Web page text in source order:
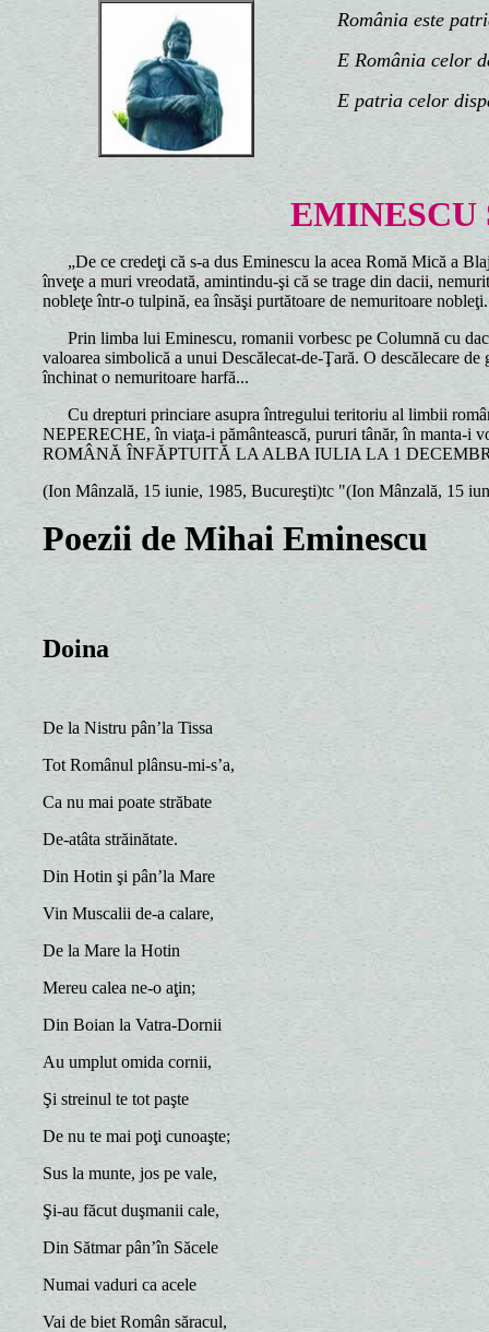
România este
E România celor
E patria celor
„De ce credeţi că s-a dus Eminescu la acea Romă Mică a
înveţe a muri vreodată, amintindu-şi că se trage din dacii,
nobleţe într-o tulpină, ea însăşi purtătoare de nemuritoare nobleţi.
Prin limba lui Eminescu, romanii vorbesc pe Columnă cu
valoarea simbolică a unui Descălecat-de-Ţară. O descălecare
închinat o nemuritoare harfă...
Cu drepturi princiare asupra întregului teritoriu al limbii
NEPERECHE, în viaţa-i pământească, pururi tânăr, în manta-
ROMÂNĂ ÎNFĂPTUITĂ LA ALBA IULIA LA 1
(Ion Mânzală, 15 iunie, 1985, Bucureşti)tc "(Ion Mânzală, 15
Poezii de Mihai Eminescu
Doina
De la Nistru pân’la Tissa
Tot Românul plânsu-mi-s’a,
Ca nu mai poate străbate
De-atâta străinătate.
Din Hotin şi pân’la Mare
Vin Muscalii de-a calare,
De la Mare la Hotin
Mereu calea ne-o aţin;
Din Boian la Vatra-Dornii
Au umplut omida cornii,
Şi streinul te tot paşte
De nu te mai poţi cunoaşte;
Sus la munte, jos pe vale,
Şi-au făcut duşmanii cale,
Din Sătmar pân’în Săcele
Numai vaduri ca acele
Vai de biet Român săracul,